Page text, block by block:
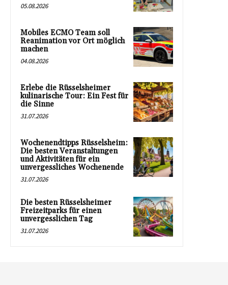
05.08.2026
Mobiles ECMO Team soll
Reanimation vor Ort möglich
machen
04.08.2026
Erlebe die Rüsselsheimer
kulinarische Tour: Ein Fest für
die Sinne
31.07.2026
Wochenendtipps Rüsselsheim:
Die besten Veranstaltungen
und Aktivitäten für ein
unvergessliches Wochenende
31.07.2026
Die besten Rüsselsheimer
Freizeitparks für einen
unvergesslichen Tag
31.07.2026